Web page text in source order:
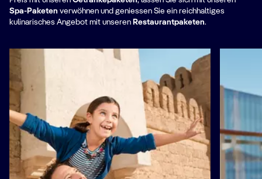
Spa-Paketen​ verwöhnen und geniessen Sie ein reichhaltiges
kulinarisches Angebot mit unseren Restaurantpaketen.